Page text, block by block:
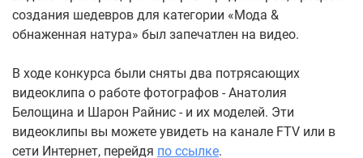
создания шедевров для категории «Мода &
обнаженная натура» был запечатлен на видео.
В ходе конкурса были сняты два потрясающих
видеоклипа о работе фотографов - Анатолия
Белощина и Шарон Райнис - и их моделей. Эти
видеоклипы вы можете увидеть на канале FTV или в
сети Интернет, перейдя по ссылке.